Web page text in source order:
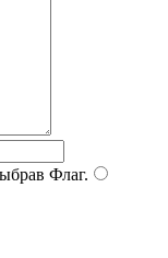
Флаг.